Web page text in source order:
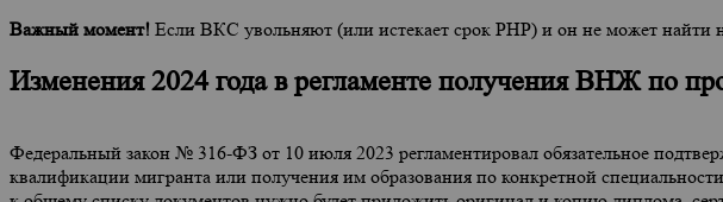
Важный момент! Если ВКС увольняют (или истекает срок РНР) и он не может найти
Изменения 2024 года в регламенте получения ВНЖ по
Федеральный закон № 316-ФЗ от 10 июля 2023 регламентировал обязательное
квалификации мигранта или получения им образования по конкретной